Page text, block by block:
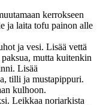
kerrokseen
ja laita tofu painon alle
ja vesi. Lisää vettä
mutta kuitenkin
Lisää
tilli ja mustapippuri.
kulhoon.
Leikkaa noriarkista